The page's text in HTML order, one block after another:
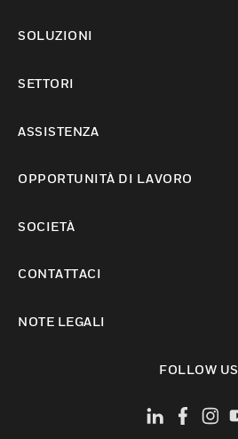
SOLUZIONI
SETTORI
ASSISTENZA
OPPORTUNITÀ DI LAVORO
SOCIETÀ
CONTATTACI
NOTE LEGALI
FOLLOW US